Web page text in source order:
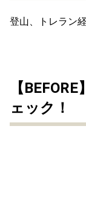
登山、トレラン
【
ェック！